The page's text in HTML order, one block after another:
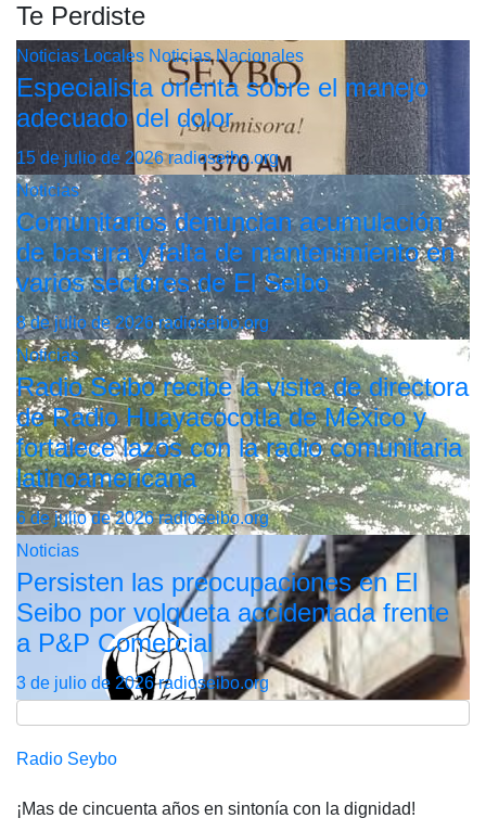
Te Perdiste
Noticias Locales Noticias Nacionales
Especialista orienta sobre el manejo
adecuado del dolor
15 de julio de 2026radioseibo.org
Noticias
Comunitarios denuncian acumulación
de basura y falta de mantenimiento en
varios sectores de El Seibo
8 de julio de 2026radioseibo.org
Noticias
Radio Seibo recibe la visita de directora
de Radio Huayacocotla de México y
fortalece lazos con la radio comunitaria
latinoamericana
6 de julio de 2026radioseibo.org
Noticias
Persisten las preocupaciones en El
Seibo por volqueta accidentada frente
a P&P Comercial
3 de julio de 2026radioseibo.org
Radio Seybo
¡Mas de cincuenta años en sintonía con la dignidad!